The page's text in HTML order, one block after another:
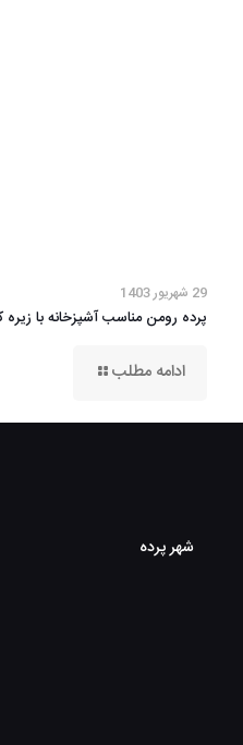
29 شهریور 1403
پرده رومن مناسب آشپزخانه با
ادامه مطلب
شهر پرده